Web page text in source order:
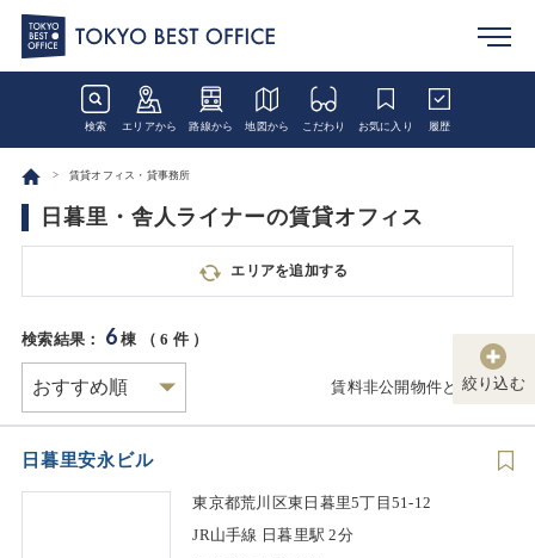
検索 エリアから 路線から 地図から こだわり お気に入り 履歴
賃貸オフィス・貸事務所
日暮里・舎人ライナーの賃貸オフィス
エリアを追加する
絞り込む
検索結果： 6棟 （6 件 ）
賃料非公開物件とは
日暮里安永ビル
東京都荒川区東日暮里5丁目51-12
JR山手線 日暮里駅 2分